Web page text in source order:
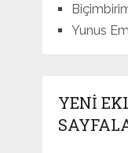
Yunus
YENI